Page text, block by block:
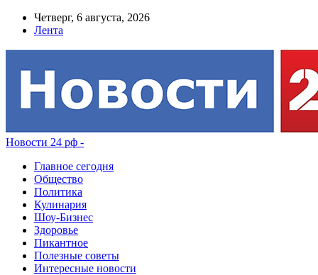
Четверг, 6 августа, 2026
Лента
Новости 24 рф -
Главное сегодня
Общество
Политика
Кулинария
Шоу-Бизнес
Здоровье
Пикантное
Полезные советы
Интересные новости